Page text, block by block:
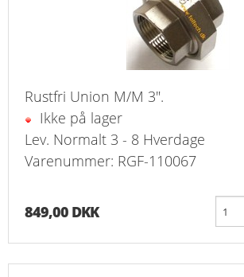
Rustfri Union M/M 3".
Ikke på lager
Lev. Normalt 3 - 8 Hverdage
Varenummer: RGF-110067
849,00 DKK